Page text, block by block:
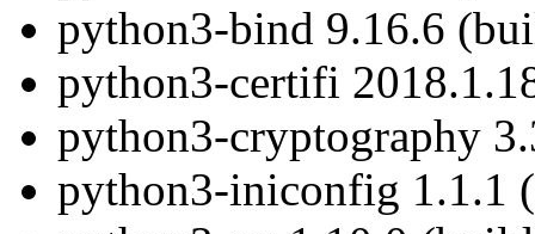
python3-bind 9.16.6
python3-certifi
python3-cryptography
python3-iniconfig 1.1.1